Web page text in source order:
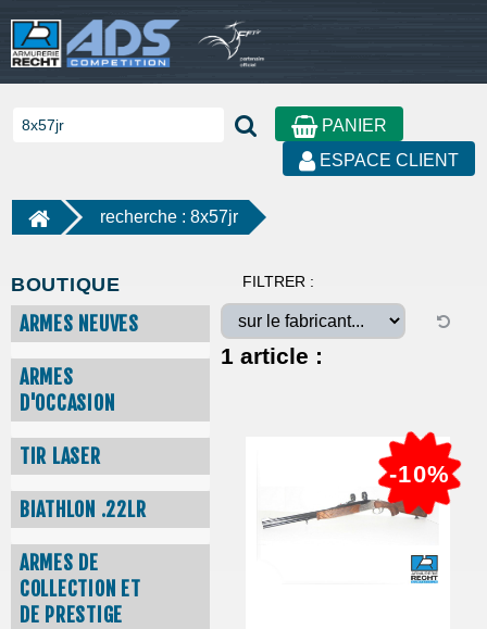
PANIER
ESPACE CLIENT
recherche : 8x57jr
BOUTIQUE
ARMES NEUVES
ARMES
D'OCCASION
TIR LASER
BIATHLON .22LR
ARMES DE
COLLECTION ET
DE PRESTIGE
FILTRER :
1 article :
-10%